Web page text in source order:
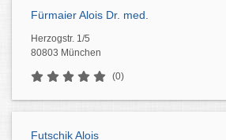
Fürmaier Alois Dr. med.
Herzogstr. 1/5
80803 München
(0)
Futschik Alois